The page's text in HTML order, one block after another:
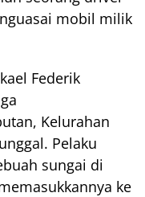
mobil milik
Federik
Kelurahan
Pelaku
sungai di
ke